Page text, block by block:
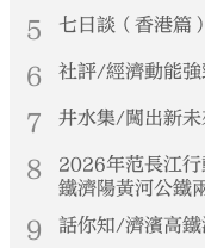
5 七日談（香港篇
6 社評/經濟動能
7 井水集/闖出新未
8
2026年范長江
鐵濟陽黃河公鐵
港生見證大國基
9 話你知/濟濱高